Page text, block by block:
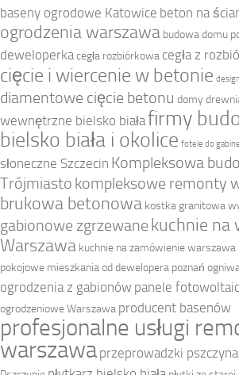
baseny ogrodowe Katowice beton na
ogrodzenia warszawa budowa domu
deweloperkacegła rozbiórkowa cegła z
cięcie i wiercenie w betonie
diamentowe cięcie betonu domy
wewnętrzne bielsko białafirmy
bielsko biała i okolice fotele do
słoneczne Szczecin Kompleksowa
Trójmiasto kompleksowe remonty
brukowa betonowa kostka granitowa
gabionowe zgrzewane kuchnie na
Warszawa kuchnie na zamówienie warszawa
pokojowe mieszkania od dewelopera poznań
ogrodzenia z gabionów panele
ogrodzeniowe Warszawa producent basenów
profesjonalne usługi
warszawa przeprowadzki pszczyna